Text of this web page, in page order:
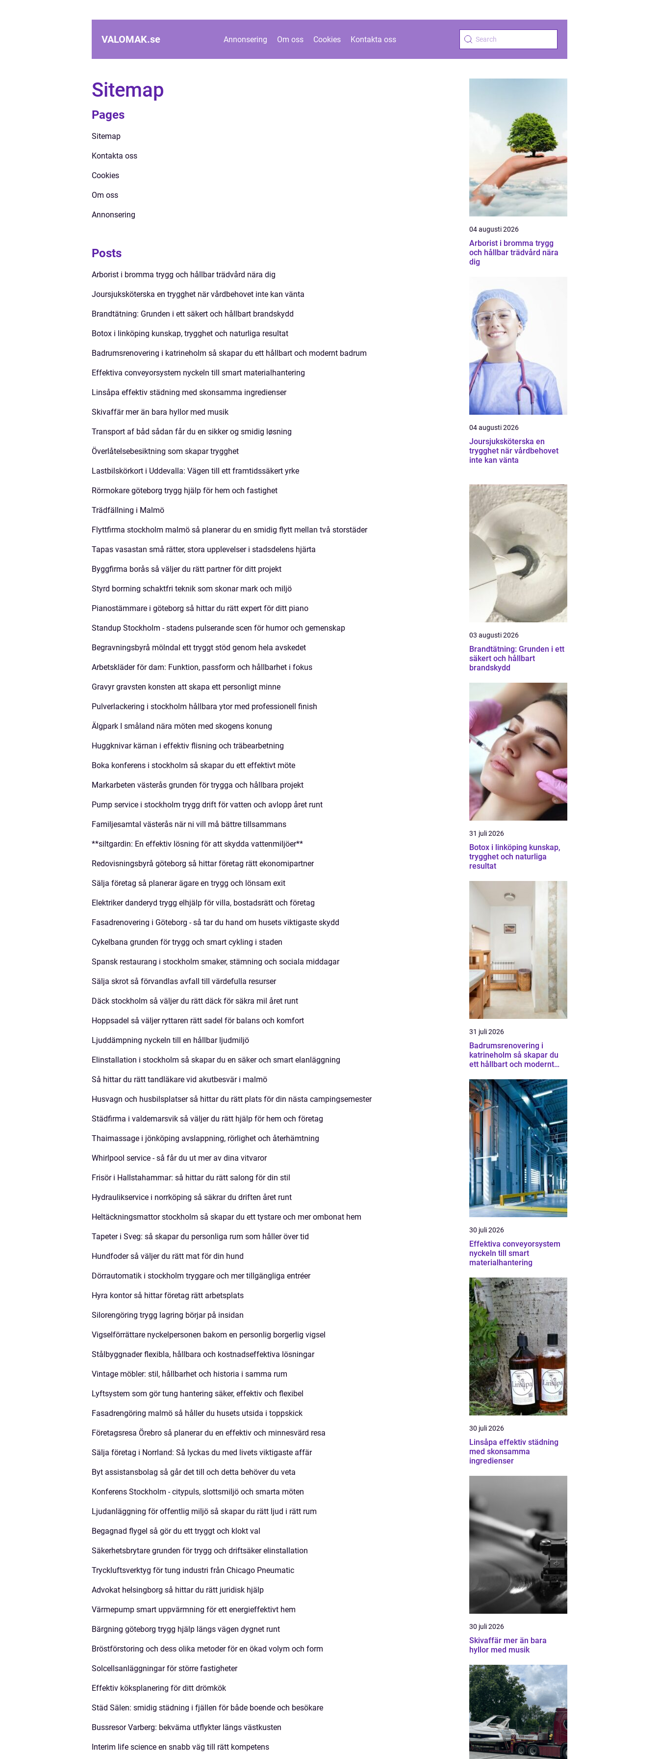
VALOMAK.se Annonsering Om oss Cookies Kontakta oss
Sitemap
Pages
Sitemap
Kontakta oss
Cookies
Om oss
Annonsering
Posts
Arborist i bromma trygg och hållbar trädvård nära dig
Joursjuksköterska en trygghet när vårdbehovet inte kan vänta
Brandtätning: Grunden i ett säkert och hållbart brandskydd
Botox i linköping kunskap, trygghet och naturliga resultat
Badrumsrenovering i katrineholm så skapar du ett hållbart och modernt badrum
Effektiva conveyorsystem nyckeln till smart materialhantering
Linsåpa effektiv städning med skonsamma ingredienser
Skivaffär mer än bara hyllor med musik
Transport af båd sådan får du en sikker og smidig løsning
Överlåtelsebesiktning som skapar trygghet
Lastbilskörkort i Uddevalla: Vägen till ett framtidssäkert yrke
Rörmokare göteborg trygg hjälp för hem och fastighet
Trädfällning i Malmö
Flyttfirma stockholm malmö så planerar du en smidig flytt mellan två storstäder
Tapas vasastan små rätter, stora upplevelser i stadsdelens hjärta
Byggfirma borås så väljer du rätt partner för ditt projekt
Styrd borrning schaktfri teknik som skonar mark och miljö
Pianostämmare i göteborg så hittar du rätt expert för ditt piano
Standup Stockholm - stadens pulserande scen för humor och gemenskap
Begravningsbyrå mölndal ett tryggt stöd genom hela avskedet
Arbetskläder för dam: Funktion, passform och hållbarhet i fokus
Gravyr gravsten konsten att skapa ett personligt minne
Pulverlackering i stockholm hållbara ytor med professionell finish
Älgpark I småland nära möten med skogens konung
Huggknivar kärnan i effektiv flisning och träbearbetning
Boka konferens i stockholm så skapar du ett effektivt möte
Markarbeten västerås grunden för trygga och hållbara projekt
Pump service i stockholm trygg drift för vatten och avlopp året runt
Familjesamtal västerås när ni vill må bättre tillsammans
**siltgardin: En effektiv lösning för att skydda vattenmiljöer**
Redovisningsbyrå göteborg så hittar företag rätt ekonomipartner
Sälja företag så planerar ägare en trygg och lönsam exit
Elektriker danderyd trygg elhjälp för villa, bostadsrätt och företag
Fasadrenovering i Göteborg - så tar du hand om husets viktigaste skydd
Cykelbana grunden för trygg och smart cykling i staden
Spansk restaurang i stockholm smaker, stämning och sociala middagar
Sälja skrot så förvandlas avfall till värdefulla resurser
Däck stockholm så väljer du rätt däck för säkra mil året runt
Hoppsadel så väljer ryttaren rätt sadel för balans och komfort
Ljuddämpning nyckeln till en hållbar ljudmiljö
Elinstallation i stockholm så skapar du en säker och smart elanläggning
Så hittar du rätt tandläkare vid akutbesvär i malmö
Husvagn och husbilsplatser så hittar du rätt plats för din nästa campingsemester
Städfirma i valdemarsvik så väljer du rätt hjälp för hem och företag
Thaimassage i jönköping avslappning, rörlighet och återhämtning
Whirlpool service - så får du ut mer av dina vitvaror
Frisör i Hallstahammar: så hittar du rätt salong för din stil
Hydraulikservice i norrköping så säkrar du driften året runt
Heltäckningsmattor stockholm så skapar du ett tystare och mer ombonat hem
Tapeter i Sveg: så skapar du personliga rum som håller över tid
Hundfoder så väljer du rätt mat för din hund
Dörrautomatik i stockholm tryggare och mer tillgängliga entréer
Hyra kontor så hittar företag rätt arbetsplats
Silorengöring trygg lagring börjar på insidan
Vigselförrättare nyckelpersonen bakom en personlig borgerlig vigsel
Stålbyggnader flexibla, hållbara och kostnadseffektiva lösningar
Vintage möbler: stil, hållbarhet och historia i samma rum
Lyftsystem som gör tung hantering säker, effektiv och flexibel
Fasadrengöring malmö så håller du husets utsida i toppskick
Företagsresa Örebro så planerar du en effektiv och minnesvärd resa
Sälja företag i Norrland: Så lyckas du med livets viktigaste affär
Byt assistansbolag så går det till och detta behöver du veta
Konferens Stockholm - citypuls, slottsmiljö och smarta möten
Ljudanläggning för offentlig miljö så skapar du rätt ljud i rätt rum
Begagnad flygel så gör du ett tryggt och klokt val
Säkerhetsbrytare grunden för trygg och driftsäker elinstallation
Tryckluftsverktyg för tung industri från Chicago Pneumatic
Advokat helsingborg så hittar du rätt juridisk hjälp
Värmepump smart uppvärmning för ett energieffektivt hem
Bärgning göteborg trygg hjälp längs vägen dygnet runt
Bröstförstoring och dess olika metoder för en ökad volym och form
Solcellsanläggningar för större fastigheter
Effektiv köksplanering för ditt drömkök
Städ Sälen: smidig städning i fjällen för både boende och besökare
Bussresor Varberg: bekväma utflykter längs västkusten
Interim life science en snabb väg till rätt kompetens
04 augusti 2026
Arborist i bromma trygg
och hållbar trädvård nära
dig
04 augusti 2026
Joursjuksköterska en
trygghet när vårdbehovet
inte kan vänta
03 augusti 2026
Brandtätning: Grunden i ett
säkert och hållbart
brandskydd
31 juli 2026
Botox i linköping kunskap,
trygghet och naturliga
resultat
31 juli 2026
Badrumsrenovering i
katrineholm så skapar du
ett hållbart och modernt
30 juli 2026
Effektiva conveyorsystem
nyckeln till smart
materialhantering
30 juli 2026
Linsåpa effektiv städning
med skonsamma
ingredienser
30 juli 2026
Skivaffär mer än bara
hyllor med musik